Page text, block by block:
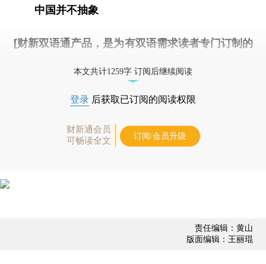
中国并不抽象
[财新双语通产品，是为有双语需求读者专门订制的
本文共计1259字 订阅后继续阅读
登录 后获取已订阅的阅读权限
财新通会员
可畅读全文
订阅/会员升级
责任编辑：黄山
版面编辑：王丽琨